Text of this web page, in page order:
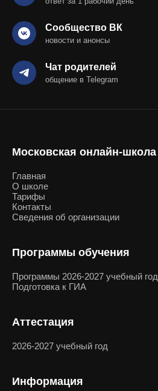
Сообщество ВК
новости и анонсы
Чат родителей
общение в Telegram
Московская онлайн-школа
Главная
О школе
Тарифы
Контакты
Сведения об организации
Программы обучения
Программы 2026-2027 учебный год
Подготовка к ГИА
Аттестация
2026-2027 учебный год
Информация